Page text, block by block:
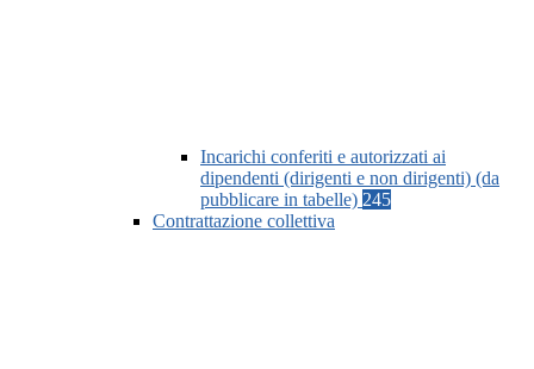
Incarichi conferiti e autorizzati ai
dipendenti (dirigenti e non dirigenti) (da
pubblicare in tabelle) 245
Contrattazione collettiva